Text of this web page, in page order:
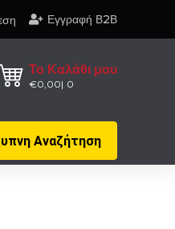
Εγγραφή Β2Β
Το Καλάθι μου
€0,00 0
Αναζήτηση